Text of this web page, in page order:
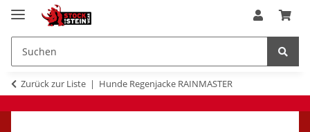
Zurück zur Liste Hunde Regenjacke RAINMASTER